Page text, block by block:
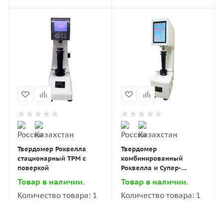
Твердомер Роквелла
стационарный ТРМ с
поверкой
Товар в наличии.
Количество товара: 1
Твердомер
комбинированный
Роквелла и Супер-
Роквелла стационарный
ТР с поверкой
Товар в наличии.
Количество товара: 1